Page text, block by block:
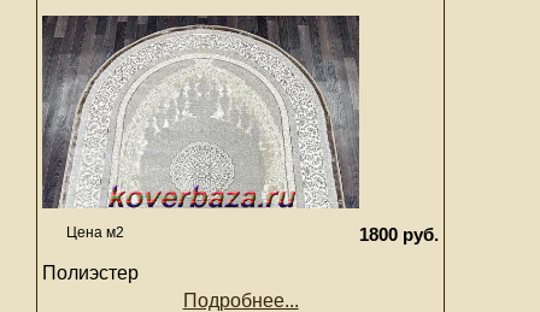
Цена м2
1800 руб.
Полиэстер
Подробнее...